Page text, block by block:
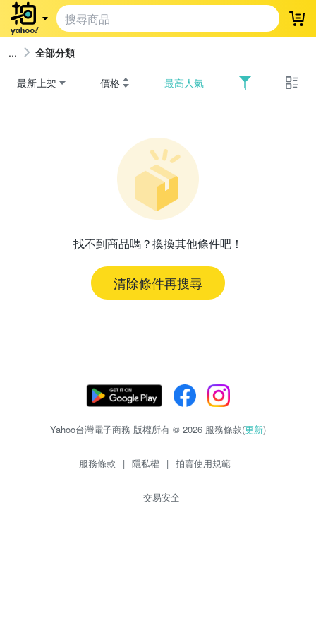
登
全部分類
最新上架 價格 最高人氣
找不到商品嗎？換換其他條件吧！
清除條件再搜尋
Yahoo台灣電子商務 版權所有 © 2026 服務條款(更新)
服務條款 | 隱私權 | 拍賣使用規範
交易安全